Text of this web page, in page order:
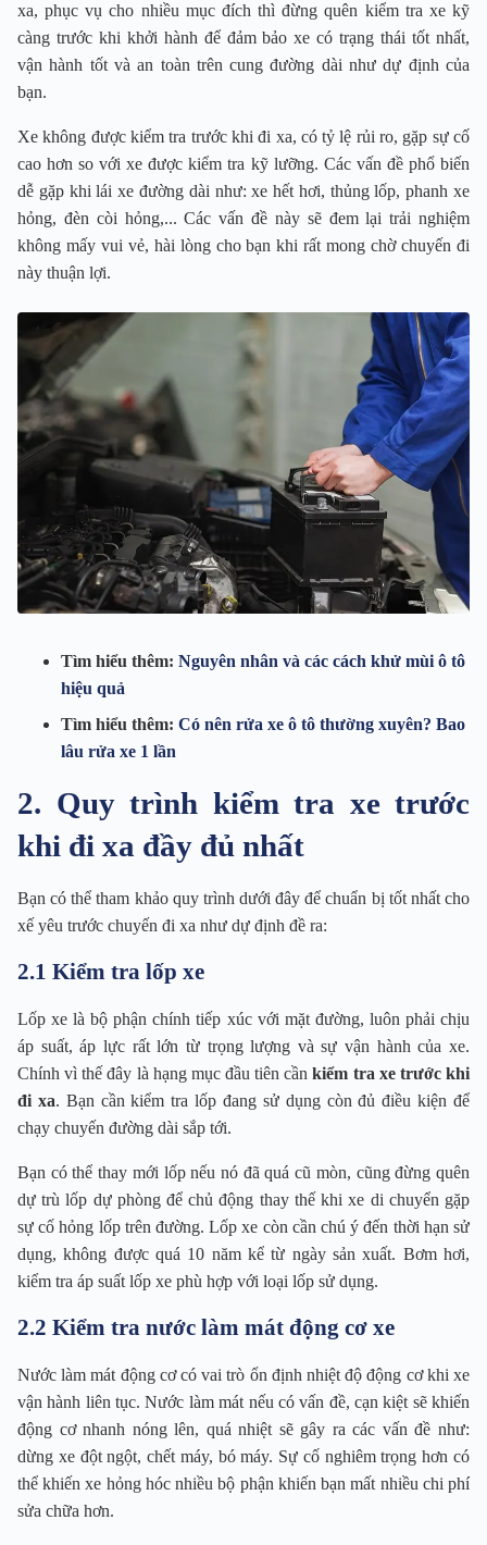
xa, phục vụ cho nhiều mục đích thì đừng quên kiểm tra xe kỹ
càng trước khi khởi hành để đảm bảo xe có trạng thái tốt nhất,
vận hành tốt và an toàn trên cung đường dài như dự định của
bạn.
Xe không được kiểm tra trước khi đi xa, có tỷ lệ rủi ro, gặp sự cố
cao hơn so với xe được kiểm tra kỹ lưỡng. Các vấn đề phổ biến
dễ gặp khi lái xe đường dài như: xe hết hơi, thủng lốp, phanh xe
hỏng, đèn còi hỏng,... Các vấn đề này sẽ đem lại trải nghiệm
không mấy vui vẻ, hài lòng cho bạn khi rất mong chờ chuyến đi
này thuận lợi.
Tìm hiểu thêm: Nguyên nhân và các cách khử mùi ô tô
hiệu quả
Tìm hiểu thêm: Có nên rửa xe ô tô thường xuyên? Bao
lâu rửa xe 1 lần
2. Quy trình kiểm tra xe trước
khi đi xa đầy đủ nhất
Bạn có thể tham khảo quy trình dưới đây để chuẩn bị tốt nhất cho
xế yêu trước chuyến đi xa như dự định đề ra:
2.1 Kiểm tra lốp xe
Lốp xe là bộ phận chính tiếp xúc với mặt đường, luôn phải chịu
áp suất, áp lực rất lớn từ trọng lượng và sự vận hành của xe.
Chính vì thế đây là hạng mục đầu tiên cầnkiểm tra xe trước khi
đi xa. Bạn cần kiểm tra lốp đang sử dụng còn đủ điều kiện để
chạy chuyến đường dài sắp tới.
Bạn có thể thay mới lốp nếu nó đã quá cũ mòn, cũng đừng quên
dự trù lốp dự phòng để chủ động thay thế khi xe di chuyển gặp
sự cố hỏng lốp trên đường. Lốp xe còn cần chú ý đến thời hạn sử
dụng, không được quá 10 năm kể từ ngày sản xuất. Bơm hơi,
kiểm tra áp suất lốp xe phù hợp với loại lốp sử dụng.
2.2 Kiểm tra nước làm mát động cơ xe
Nước làm mát động cơ có vai trò ổn định nhiệt độ động cơ khi xe
vận hành liên tục. Nước làm mát nếu có vấn đề, cạn kiệt sẽ khiến
động cơ nhanh nóng lên, quá nhiệt sẽ gây ra các vấn đề như:
dừng xe đột ngột, chết máy, bó máy. Sự cố nghiêm trọng hơn có
thể khiến xe hỏng hóc nhiều bộ phận khiến bạn mất nhiều chi phí
sửa chữa hơn.